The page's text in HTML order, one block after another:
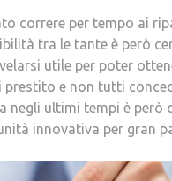
correre per tempo ai
tra le tante è però
utile per poter
e non tutti
negli ultimi tempi è però
innovativa per gran